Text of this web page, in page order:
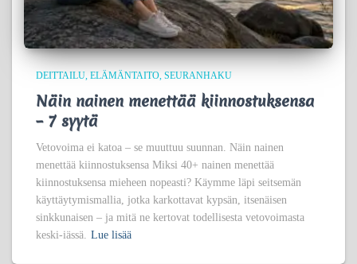
DEITTAILU ELÄMÄNTAITO SEURANHAKU
Näin nainen menettää kiinnostuksensa
– 7 syytä
Vetovoima ei katoa – se muuttuu suunnan. Näin nainen
menettää kiinnostuksensa Miksi 40+ nainen menettää
kiinnostuksensa mieheen nopeasti? Käymme läpi seitsemän
käyttäytymismallia, jotka karkottavat kypsän, itsenäisen
sinkkunaisen – ja mitä ne kertovat todellisesta vetovoimasta
keski-iässä. Lue lisää